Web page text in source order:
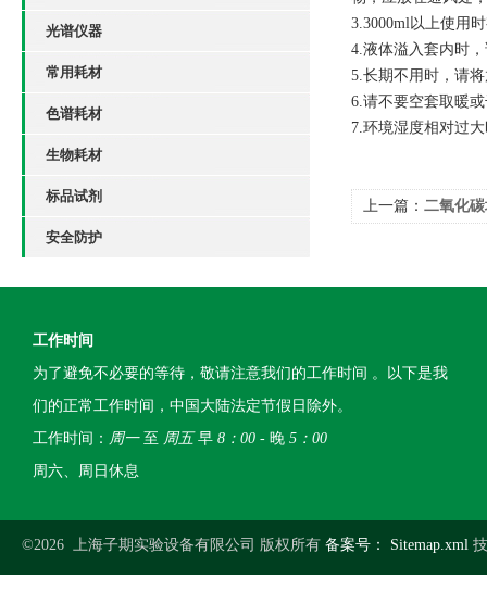
光谱仪器
常用耗材
色谱耗材
生物耗材
标品试剂
安全防护
3.3000ml以上使用
4.液体溢入套内时
5.长期不用时，请
6.请不要空套取暖
7.环境湿度相对过
上一篇： 二氧化
工作时间
为了避免不必要的等待，敬请注意我们的工作时间 。以下是我
们的正常工作时间，中国大陆法定节假日除外。
工作时间： 周一至 周五早 8：00 - 晚 5：00
周六、周日休息
©2026 上海子期实验设备有限公司 版权所有 备案号： Sitemap.xml